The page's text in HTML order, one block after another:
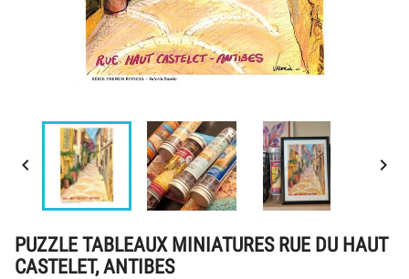
 
PUZZLE TABLEAUX MINIATURES RUE DU HAUT
CASTELET, ANTIBES